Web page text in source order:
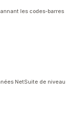
les codes-barres
NetSuite de niveau